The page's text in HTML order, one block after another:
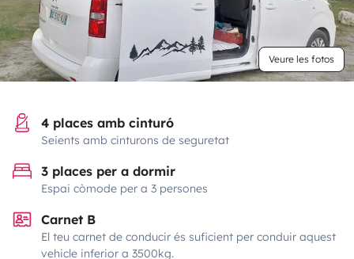
Veure les fotos
4 places amb cinturó
Seients amb cinturons de seguretat
3 places per a dormir
Espai còmode per a 3 persones
Carnet B
El teu carnet de conducir és suficient per conduir aquest
vehicle inferior a 3500kg.